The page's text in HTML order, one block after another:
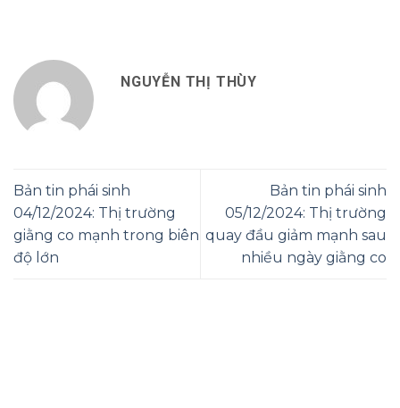
NGUYỄN THỊ THÙY
Bản tin phái sinh
04/12/2024: Thị trường
giằng co mạnh trong biên
độ lớn
Bản tin phái sinh
05/12/2024: Thị trường
quay đầu giảm mạnh sau
nhiều ngày giằng co